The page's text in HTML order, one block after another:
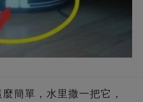
簡單，水里撒一把它，